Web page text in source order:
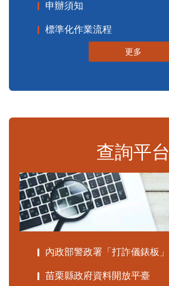
申辦須知
標準化作業流程
更多
查詢平台
內政部警政署「打詐儀錶板」
苗栗縣政府資料開放平臺